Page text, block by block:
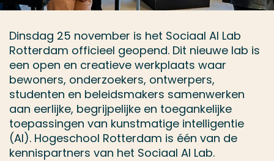
Dinsdag 25 november is het Sociaal AI Lab
Rotterdam officieel geopend. Dit nieuwe lab is
een open en creatieve werkplaats waar
bewoners, onderzoekers, ontwerpers,
studenten en beleidsmakers samenwerken
aan eerlijke, begrijpelijke en toegankelijke
toepassingen van kunstmatige intelligentie
(AI). Hogeschool Rotterdam is één van de
kennispartners van het Sociaal AI Lab.